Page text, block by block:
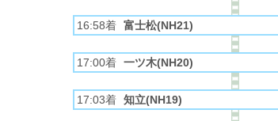
16:58着 富士松(NH21)
17:00着 一ツ木(NH20)
17:03着 知立(NH19)